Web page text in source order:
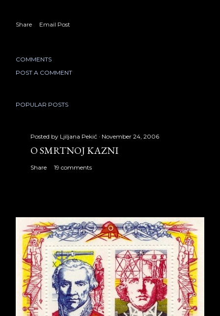
Share Email Post
COMMENTS
POST A COMMENT
POPULAR POSTS
Posted by Ljiljana Pekić November 24, 2006
O SMRTNOJ KAZNI
Share 19 comments